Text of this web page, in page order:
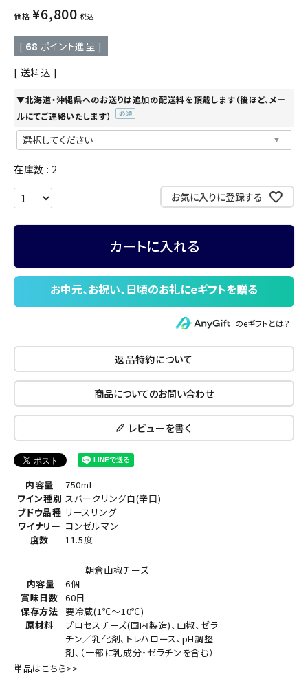
価格 ¥6,800 税込
[ 68 ポイント進呈 ]
送料込
▼北海道・沖縄県へのお送りは追加の配送料を頂戴します（後ほど、メー
ルにてご連絡いたします）
在庫数
2
お気に入りに登録する
カートに入れる
のeギフトとは？
返品特約について
商品についてのお問い合わせ
レビューを書く
内容量
750ml
ワイン種別 スパークリング白(辛口)
ブドウ品種 リースリング
ワイナリー コンゼルマン
度数
11.5度
朝倉山椒チーズ
内容量
6個
賞味日数 60日
保存方法
要冷蔵(1℃～10℃)
原材料
プロセスチーズ(国内製造)、山椒、ゼラ
チン／乳化剤、トレハロース、pH調整
剤、（一部に乳成分・ゼラチンを含む）
単品はこちら>>